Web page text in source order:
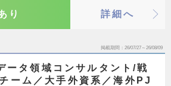
り 詳細へ
掲載期間 26/07/27～26/08/09
タ領域コンサルタント/戦
ーム／大手外資系／海外PJ